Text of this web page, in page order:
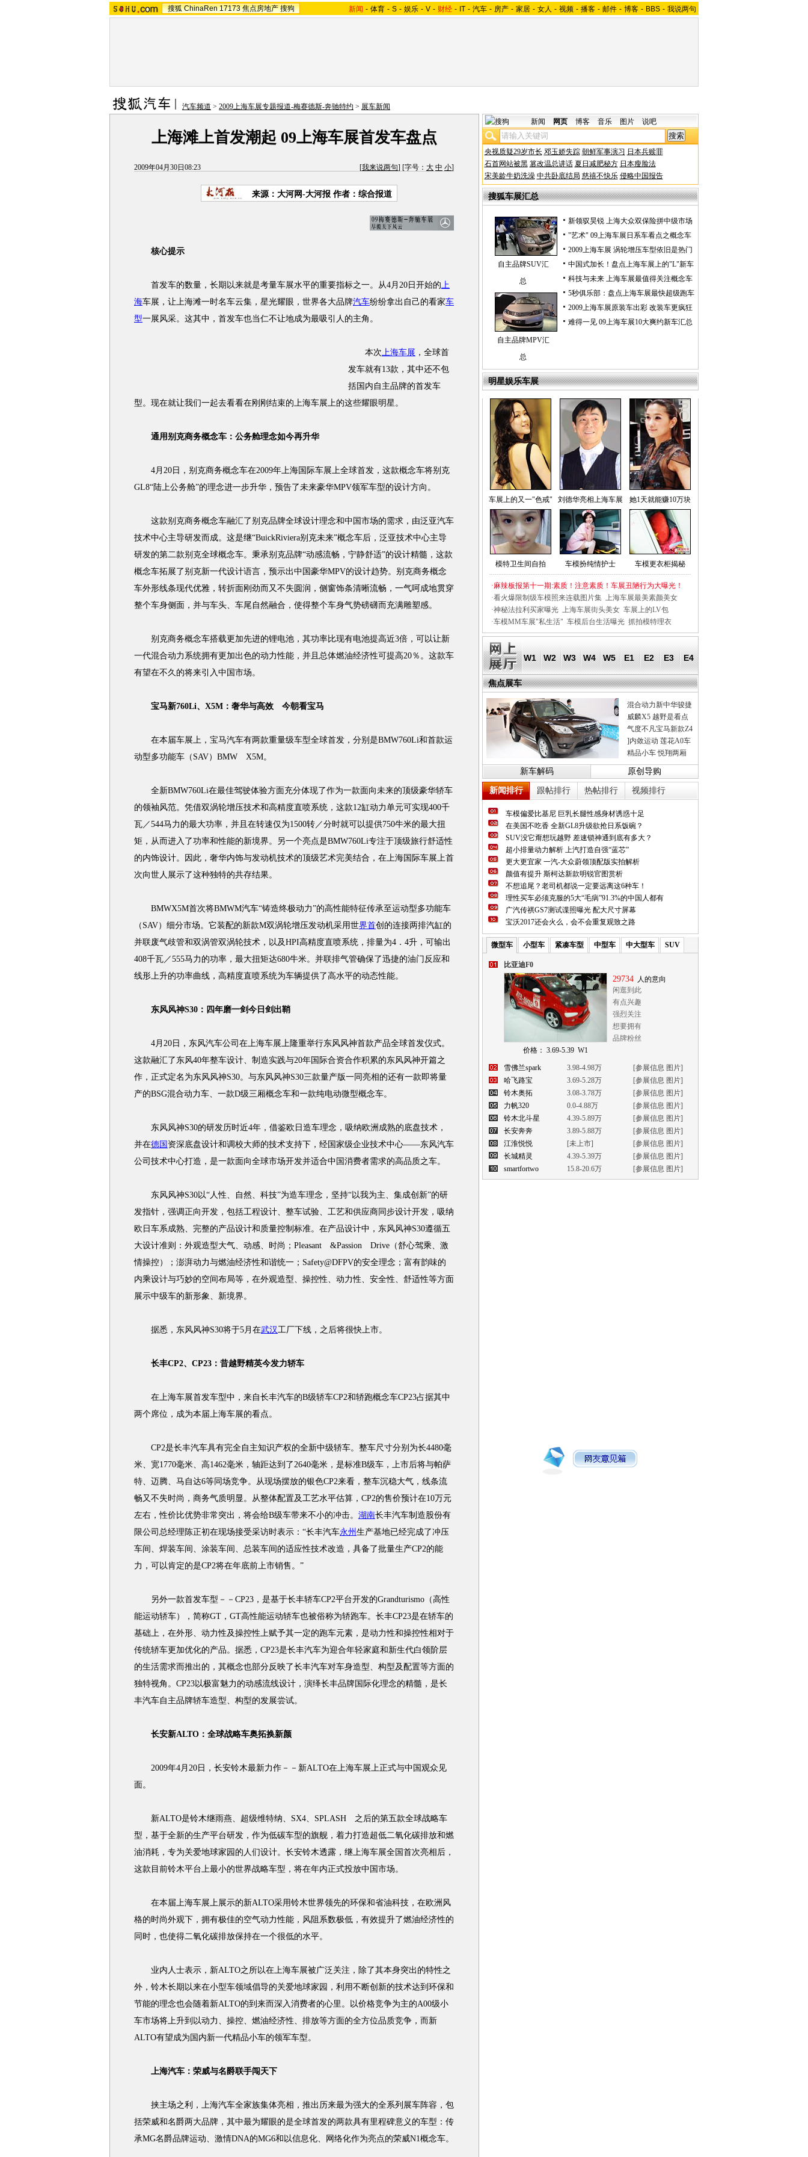
搜狐 ChinaRen 17173 焦点房地产 搜狗 新闻 - 体育 - S - 娱乐 - V - 财经 - IT - 汽车 - 房产 - 家居 - 女人 - 视频 - 播客 - 邮件 - 博客 - BBS - 我说两句
汽车频道 > 2009上海车展专题报道-梅赛德斯-奔驰特约 > 展车新闻
上海滩上首发潮起 09上海车展首发车盘点
2009年04月30日08:23 [我来说两句] [字号： 大 中 小]
来源：大河网-大河报 作者：综合报道
核心提示
首发车的数量，长期以来就是考量车展水平的重要指标之一。从4月20日开始的上
海车展，让上海滩一时名车云集，星光耀眼，世界各大品牌汽车纷纷拿出自己的看家车
型一展风采。这其中，首发车也当仁不让地成为最吸引人的主角。
本次上海车展 ，全球首
发车就有13款，其中还不包
括国内自主品牌的首发车
型。现在就让我们一起去看看在刚刚结束的上海车展上的这些耀眼明星。
通用别克商务概念车：公务舱理念如今再升华
4月20日，别克商务概念车在2009年上海国际车展上全球首发，这款概念车将别克
GL8“陆上公务舱”的理念进一步升华，预告了未来豪华MPV领军车型的设计方向。
这款别克商务概念车融汇了别克品牌全球设计理念和中国市场的需求，由泛亚汽车
技术中心主导研发而成。这是继“BuickRiviera别克未来”概念车后，泛亚技术中心主导
研发的第二款别克全球概念车。秉承别克品牌“动感流畅，宁静舒适”的设计精髓，这款
概念车拓展了别克新一代设计语言，预示出中国豪华MPV的设计趋势。别克商务概念
车外形线条现代优雅，转折面刚劲而又不失圆润，侧窗饰条清晰流畅，一气呵成地贯穿
整个车身侧面，并与车头、车尾自然融合，使得整个车身气势磅礴而充满雕塑感。
别克商务概念车搭载更加先进的锂电池，其功率比现有电池提高近3倍，可以让新
一代混合动力系统拥有更加出色的动力性能，并且总体燃油经济性可提高20％。这款车
有望在不久的将来引入中国市场。
宝马新760Li、X5M：奢华与高效 今朝看宝马
在本届车展上，宝马汽车有两款重量级车型全球首发，分别是BMW760Li和首款运
动型多功能车（SAV）BMW X5M。
全新BMW760Li在最佳驾驶体验方面充分体现了作为一款面向未来的顶级豪华轿车
的领袖风范。凭借双涡轮增压技术和高精度直喷系统，这款12缸动力单元可实现400千
瓦／544马力的最大功率，并且在转速仅为1500转／分时就可以提供750牛米的最大扭
矩，从而进入了功率和性能的新境界。另一个亮点是BMW760Li专注于顶级旅行舒适性
的内饰设计。因此，奢华内饰与发动机技术的顶级艺术完美结合，在上海国际车展上首
次向世人展示了这种独特的共存结果。
BMWX5M首次将BMWM汽车“铸造终极动力”的高性能特征传承至运动型多功能车
（SAV）细分市场。它装配的新款M双涡轮增压发动机采用世界首创的连接两排汽缸的
并联废气歧管和双涡管双涡轮技术，以及HPI高精度直喷系统，排量为4．4升，可输出
408千瓦／555马力的功率，最大扭矩达680牛米。并联排气管确保了迅捷的油门反应和
线形上升的功率曲线，高精度直喷系统为车辆提供了高水平的动态性能。
东风风神S30：四年磨一剑今日剑出鞘
4月20日，东风汽车公司在上海车展上隆重举行东风风神首款产品全球首发仪式。
这款融汇了东风40年整车设计、制造实践与20年国际合资合作积累的东风风神开篇之
作，正式定名为东风风神S30。与东风风神S30三款量产版一同亮相的还有一款即将量
产的BSG混合动力车、一款D级三厢概念车和一款纯电动微型概念车。
东风风神S30的研发历时近4年，借鉴欧日造车理念，吸纳欧洲成熟的底盘技术，
并在德国 资深底盘设计和调校大师的技术支持下，经国家级企业技术中心——东风汽车
公司技术中心打造，是一款面向全球市场开发并适合中国消费者需求的高品质之车。
东风风神S30以“人性、自然、科技”为造车理念，坚持“以我为主、集成创新”的研
发指针，强调正向开发，包括工程设计、整车试验、工艺和供应商同步设计开发，吸纳
欧日车系成熟、完整的产品设计和质量控制标准。在产品设计中，东风风神S30遵循五
大设计准则：外观造型大气、动感、时尚；Pleasant &Passion Drive（舒心驾乘、激
情操控）；澎湃动力与燃油经济性和谐统一；Safety@DFPV的安全理念；富有韵味的
内乘设计与巧妙的空间布局等，在外观造型、操控性、动力性、安全性、舒适性等方面
展示中级车的新形象、新境界。
据悉，东风风神S30将于5月在武汉工厂下线，之后将很快上市。
长丰CP2、CP23：昔越野精英今发力轿车
在上海车展首发车型中，来自长丰汽车的B级轿车CP2和轿跑概念车CP23占据其中
两个席位，成为本届上海车展的看点。
CP2是长丰汽车具有完全自主知识产权的全新中级轿车。整车尺寸分别为长4480毫
米、宽1770毫米、高1462毫米，轴距达到了2640毫米，是标准B级车，上市后将与帕萨
特、迈腾、马自达6等同场竞争。从现场摆放的银色CP2来看，整车沉稳大气，线条流
畅又不失时尚，商务气质明显。从整体配置及工艺水平估算，CP2的售价预计在10万元
左右，性价比优势非常突出，将会给B级车带来不小的冲击。 湖南长丰汽车制造股份有
限公司总经理陈正初在现场接受采访时表示：“长丰汽车永州 生产基地已经完成了冲压
车间、焊装车间、涂装车间、总装车间的适应性技术改造，具备了批量生产CP2的能
力，可以肯定的是CP2将在年底前上市销售。”
另外一款首发车型－－CP23，是基于长丰轿车CP2平台开发的Grandturismo（高性
能运动轿车），简称GT，GT高性能运动轿车也被俗称为轿跑车。长丰CP23是在轿车的
基础上，在外形、动力性及操控性上赋予其一定的跑车元素，是动力性和操控性相对于
传统轿车更加优化的产品。据悉，CP23是长丰汽车为迎合年轻家庭和新生代白领阶层
的生活需求而推出的，其概念也部分反映了长丰汽车对车身造型、构型及配置等方面的
独特视角。CP23以极富魅力的动感流线设计，演绎长丰品牌国际化理念的精髓，是长
丰汽车自主品牌轿车造型、构型的发展尝试。
长安新ALTO：全球战略车奥拓换新颜
2009年4月20日，长安铃木最新力作－－新ALTO在上海车展上正式与中国观众见
面。
新ALTO是铃木继雨燕、超级维特纳、SX4、SPLASH 之后的第五款全球战略车
型，基于全新的生产平台研发，作为低碳车型的旗舰，着力打造超低二氧化碳排放和燃
油消耗，专为关爱地球家园的人们设计。长安铃木透露，继上海车展全国首次亮相后，
这款目前铃木平台上最小的世界战略车型，将在年内正式投放中国市场。
在本届上海车展上展示的新ALTO采用铃木世界领先的环保和省油科技，在欧洲风
格的时尚外观下，拥有极佳的空气动力性能，风阻系数极低，有效提升了燃油经济性的
同时，也使得二氧化碳排放保持在一个很低的水平。
业内人士表示，新ALTO之所以在上海车展被广泛关注，除了其本身突出的特性之
外，铃木长期以来在小型车领域倡导的关爱地球家园，利用不断创新的技术达到环保和
节能的理念也会随着新ALTO的到来而深入消费者的心里。以价格竞争为主的A00级小
车市场将上升到以动力、操控、燃油经济性、排放等方面的全方位品质竞争，而新
ALTO有望成为国内新一代精品小车的领军车型。
上海汽车：荣威与名爵联手闯天下
挟主场之利，上海汽车全家族集体亮相，推出历来最为强大的全系列展车阵容，包
括荣威和名爵两大品牌，其中最为耀眼的是全球首发的两款具有里程碑意义的车型：传
承MG名爵品牌运动、激情DNA的MG6和以信息化、网络化作为亮点的荣威N1概念车。
新闻 网页 博客 音乐 图片 说吧
央视质疑29岁市长 邓玉娇失踪 朝鲜军事演习 日本兵赎罪
石首网站被黑 篡改温总讲话 夏日减肥秘方 日本瘦脸法
宋美龄牛奶洗澡 中共卧底结局 慈禧不快乐 侵略中国报告
搜狐车展汇总
自主品牌SUV汇
总
自主品牌MPV汇
总
新领驭昊锐 上海大众双保险拼中级市场
"艺术" 09上海车展日系车看点之概念车
2009上海车展 涡轮增压车型依旧是热门
中国式加长！盘点上海车展上的"L"新车
科技与未来 上海车展最值得关注概念车
5秒俱乐部：盘点上海车展最快超级跑车
2009上海车展原装车出彩 改装车更疯狂
难得一见 09上海车展10大爽约新车汇总
明星娱乐车展
车展上的又一"色戒" 刘德华亮相上海车展 她1天就能赚10万块
模特卫生间自拍 车模扮纯情护士 车模更衣柜揭秘
·麻辣板报第十一期:素质！注意素质！车展丑陋行为大曝光！
·看火爆限制级车模照来连载图片集 上海车展最美素颜美女
·神秘法拉利买家曝光 上海车展街头美女 车展上的LV包
·车模MM车展"私生活" 车模后台生活曝光 抓拍模特理衣
W1 W2 W3 W4 W5 E1 E2 E3 E4
焦点展车
混合动力新中华骏捷
威麟X5 越野是看点
气度不凡宝马新款Z4
]内敛运动 莲花A0车
精品小车 悦翔两厢
新车解码 原创导购
新闻排行 跟帖排行 热帖排行 视频排行
车模偏爱比基尼 巨乳长腿性感身材诱惑十足
在美国不吃香 全新GL8升级欲抢日系饭碗？
SUV没它甭想玩越野 差速锁神通到底有多大？
超小排量动力解析 上汽打造自强“蓝芯”
更大更宜家 一汽-大众蔚领顶配版实拍解析
颜值有提升 斯柯达新款明锐官图赏析
不想追尾？老司机都说一定要远离这6种车！
理性买车必须克服的5大“毛病”91.3%的中国人都有
广汽传祺GS7测试谍照曝光 配大尺寸屏幕
宝沃2017还会火么，会不会重复观致之路
微型车 小型车 紧凑车型 中型车 中大型车 SUV
比亚迪F0
价格： 3.69-5.39 W1
29734 人的意向
闲逛到此
有点兴趣
强烈关注
想要拥有
品牌粉丝
雪佛兰spark 3.98-4.98万 [参展信息 图片]
哈飞路宝
3.69-5.28万 [参展信息 图片]
铃木奥拓
3.08-3.78万 [参展信息 图片]
力帆320
0.0-4.88万 [参展信息 图片]
铃木北斗星
4.39-5.89万 [参展信息 图片]
长安奔奔
3.89-5.88万 [参展信息 图片]
江淮悦悦
[未上市] [参展信息 图片]
长城精灵
4.39-5.39万 [参展信息 图片]
smartfortwo
15.8-20.6万 [参展信息 图片]